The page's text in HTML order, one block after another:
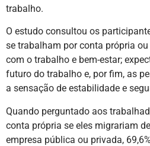
trabalho.
O estudo consultou os
se trabalham por conta própria
com o trabalho e bem-estar;
futuro do trabalho e, por fim, as
a sensação de estabilidade e
Quando perguntado aos
conta própria se eles migrariam
empresa pública ou privada,